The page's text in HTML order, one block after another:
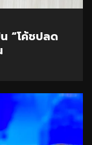
“โค้ชปลด